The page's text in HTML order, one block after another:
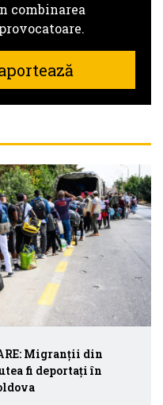
combinarea
Migranții din
fi deportați în